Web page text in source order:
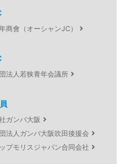
商會（オーシャンJC）
法人若狭青年会議所
ガンバ大阪
法人ガンバ大阪吹田後援会
プモリスジャパン合同会社